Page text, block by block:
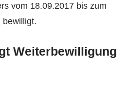
vom 18.09.2017 bis zum
bewilligt.
Weiterbewilligung